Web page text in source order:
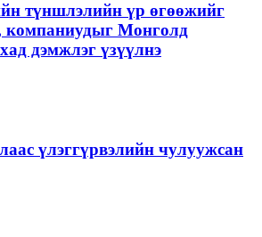
түншлэлийн үр өгөөжийг
компаниудыг Монголд
дэмжлэг үзүүлнэ
үлэггүрвэлийн чулуужсан